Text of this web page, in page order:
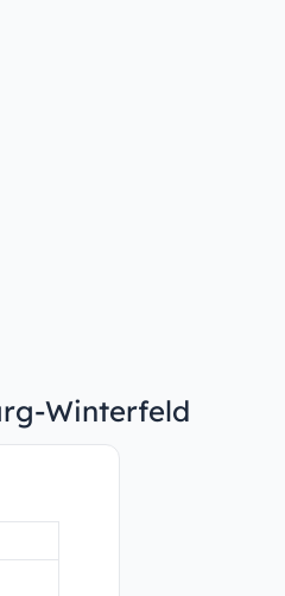
Winterfeld